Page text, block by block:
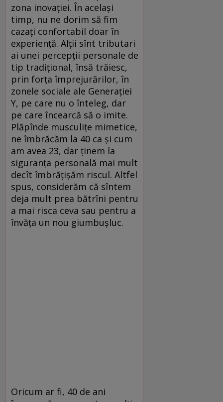
zona inovaţiei. În acelaşi
timp, nu ne dorim să fim
cazaţi confortabil doar în
experienţă. Alţii sînt tributari
ai unei percepţii personale de
tip tradiţional, însă trăiesc,
prin forţa împrejurărilor, în
zonele sociale ale Generaţiei
Y, pe care nu o înteleg, dar
pe care încearcă să o imite.
Plăpînde musculiţe mimetice,
ne îmbrăcăm la 40 ca şi cum
am avea 23, dar ţinem la
siguranţa personală mai mult
decît îmbrăţişăm riscul. Altfel
spus, considerăm că sîntem
deja mult prea bătrîni pentru
a mai risca ceva sau pentru a
învăţa un nou giumbuşluc.
Oricum ar fi, 40 de ani